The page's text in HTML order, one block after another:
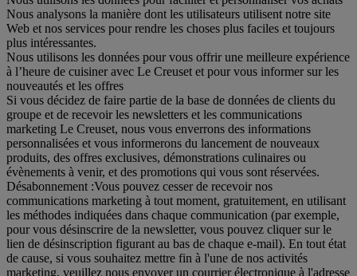
Nous analysons la manière dont les utilisateurs utilisent notre site
Web et nos services pour rendre les choses plus faciles et toujours
plus intéressantes.
Nous utilisons les données pour vous offrir une meilleure expérience
à l’heure de cuisiner avec Le Creuset et pour vous informer sur les
nouveautés et les offres
Si vous décidez de faire partie de la base de données de clients du
groupe et de recevoir les newsletters et les communications
marketing Le Creuset, nous vous enverrons des informations
personnalisées et vous informerons du lancement de nouveaux
produits, des offres exclusives, démonstrations culinaires ou
évènements à venir, et des promotions qui vous sont réservées.
Désabonnement :Vous pouvez cesser de recevoir nos
communications marketing à tout moment, gratuitement, en utilisant
les méthodes indiquées dans chaque communication (par exemple,
pour vous désinscrire de la newsletter, vous pouvez cliquer sur le
lien de désinscription figurant au bas de chaque e-mail). En tout état
de cause, si vous souhaitez mettre fin à l'une de nos activités
marketing, veuillez nous envoyer un courrier électronique à l'adresse